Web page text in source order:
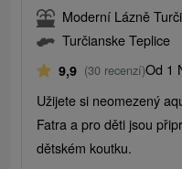
Moderní Lázně
Turčianske Teplice
9,9 (30 recenzí)Od 1
Užijete si neomezený
Fatra a pro děti jsou
dětském koutku.